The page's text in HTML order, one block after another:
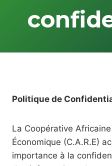
Politique de
La Coopérative
Économique (C.A.R.E)
importance à la